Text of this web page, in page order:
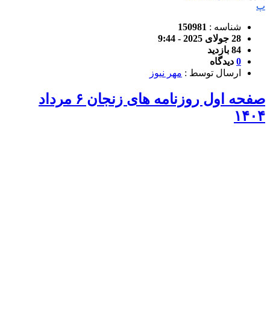
پ
شناسه : 150981
28 جولای 2025 - 9:44
84 بازدید
0 دیدگاه
ارسال توسط : مهر نیوز
صفحه اول روزنامه های زنجان ۶ مرداد
۱۴۰۴